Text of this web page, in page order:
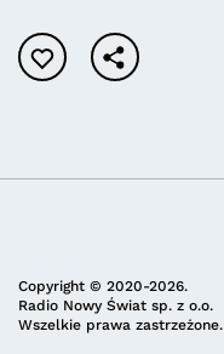
Copyright © 2020-2026.
Radio Nowy Świat sp. z o.o.
Wszelkie prawa zastrzeżone.